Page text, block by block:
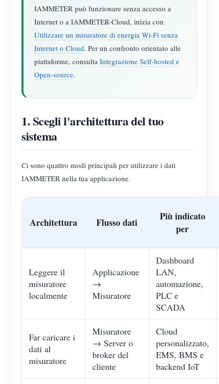
IAMMETER può funzionare senza accesso a
Internet o a IAMMETER-Cloud, inizia con
Utilizzare un misuratore di energia Wi-Fi senza
Internet o Cloud. Per un confronto orientato alle
piattaforme, consulta Integrazione Self-hosted e
Open-source.
1. Scegli l'architettura del tuo
sistema
Ci sono quattro modi principali per utilizzare i dati
IAMMETER nella tua applicazione.
Architettura Flusso dati
Più indicato
per
Leggere il
misuratore
localmente
Applicazione
→
Misuratore
Dashboard
LAN,
automazione,
PLC e
SCADA
Far caricare i
dati al
misuratore
Misuratore
→ Server o
broker del
cliente
Cloud
personalizzato,
EMS, BMS e
backend IoT